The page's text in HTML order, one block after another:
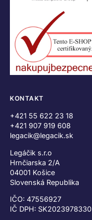
KONTAKT
+421 55 622 23 18
+421 907 919 608
legacik@legacik.sk
Legáčik s.r.o
Hrnčiarska 2/A
04001 Košice
Slovenská Republika
IČO: 47556927
IČ DPH: SK2023978330